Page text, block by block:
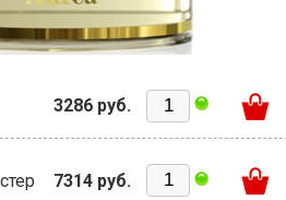
3286 руб.
7314 руб.